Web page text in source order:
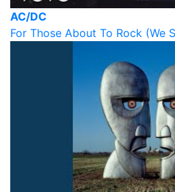
AC/DC
For Those About To Rock (We